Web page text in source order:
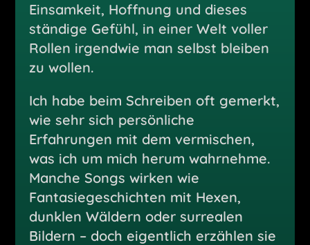
Einsamkeit, Hoffnung und dieses
ständige Gefühl, in einer Welt voller
Rollen irgendwie man selbst bleiben
zu wollen.
Ich habe beim Schreiben oft gemerkt,
wie sehr sich persönliche
Erfahrungen mit dem vermischen,
was ich um mich herum wahrnehme.
Manche Songs wirken wie
Fantasiegeschichten mit Hexen,
dunklen Wäldern oder surrealen
Bildern – doch eigentlich erzählen sie